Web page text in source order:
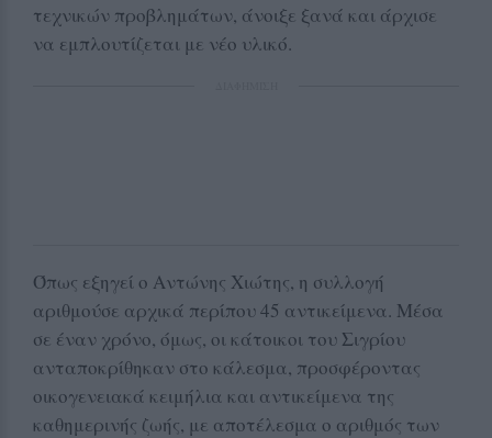
τεχνικών προβλημάτων, άνοιξε ξανά και άρχισε
να εμπλουτίζεται με νέο υλικό.
Όπως εξηγεί ο Αντώνης Χιώτης, η συλλογή
αριθμούσε αρχικά περίπου 45 αντικείμενα. Μέσα
σε έναν χρόνο, όμως, οι κάτοικοι του Σιγρίου
ανταποκρίθηκαν στο κάλεσμα, προσφέροντας
οικογενειακά κειμήλια και αντικείμενα της
καθημερινής ζωής, με αποτέλεσμα ο αριθμός των